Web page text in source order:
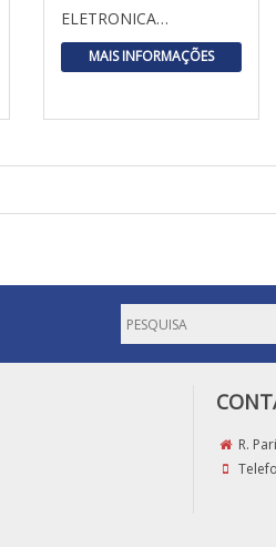
ELETRONICA…
MAIS INFORMAÇÕES
R.